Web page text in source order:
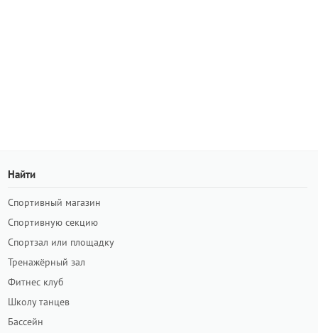
Найти
Спортивный магазин
Спортивную секцию
Спортзал или площадку
Тренажёрный зал
Фитнес клуб
Школу танцев
Бассейн